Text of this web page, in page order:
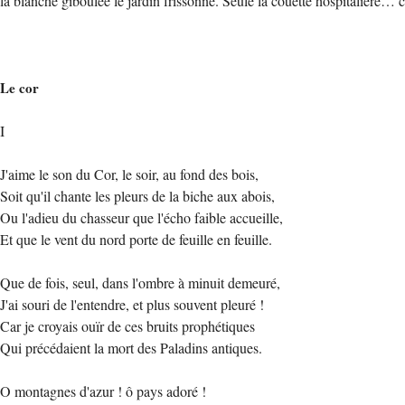
Le cor
I
J'aime le son du Cor, le soir, au fond des bois,
Soit qu'il chante les pleurs de la biche aux abois,
Ou l'adieu du chasseur que l'écho faible accueille,
Et que le vent du nord porte de feuille en feuille.
Que de fois, seul, dans l'ombre à minuit demeuré,
J'ai souri de l'entendre, et plus souvent pleuré !
Car je croyais ouïr de ces bruits prophétiques
Qui précédaient la mort des Paladins antiques.
O montagnes d'azur ! ô pays adoré !